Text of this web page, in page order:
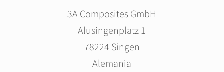
3A Composites GmbH
Alusingenplatz 1
78224 Singen
Alemania